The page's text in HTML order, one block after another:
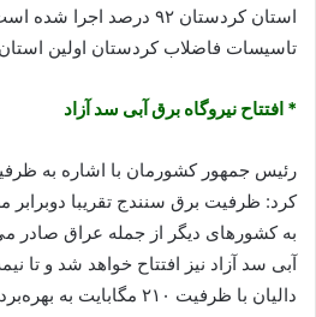
استان کردستان ۹۲ درصد
تاسیسات فاضلاب کردستان اولین
* افتتاح نیروگاه برق آبی سد آزاد
رئیس جمهور کشورمان با اشاره به
کرد: ظرفیت برق سنندج تقریبا
به کشورهای دیگر از جمله عراق صادر
دالیان با ظرفیت ۲۱۰ مگابایت به بهره‌برداری خواهد رسید.